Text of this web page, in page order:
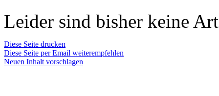
Leider sind bisher keine
Diese Seite drucken
Diese Seite per Email weiterempfehlen
Neuen Inhalt vorschlagen